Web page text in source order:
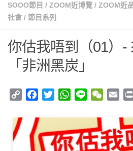
SOOO節目 / ZOOM近博覽 / ZOOM近
社會 / 節目系列
你估我唔到（01）-
「非洲黑炭」
Copy
Facebook
TwitterWhatsApp
Line WeChat